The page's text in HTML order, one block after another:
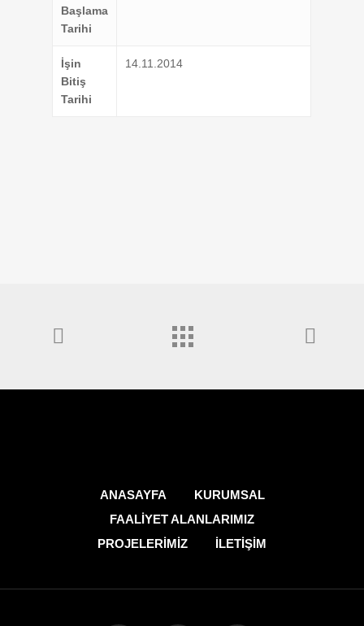
Başlama
Tarihi
İşin
Bitiş
Tarihi
14.11.2014
ANASAYFA
KURUMSAL
FAALİYET ALANLARIMIZ
PROJELERİMİZ
İLETİŞİM